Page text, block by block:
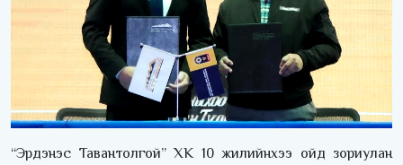
“Эрдэнэс Тавантолгой” ХК 10 жилийнхээ ойд зориулан